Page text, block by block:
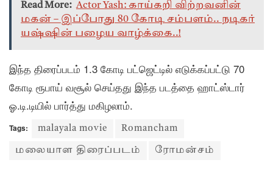
Read More: Actor Yash: காய்கறி விற்றவனின்
மகன் – இப்போது 80 கோடி சம்பளம்.. நடிகர்
யஷ்ஷின் பழைய வாழ்க்கை..!
இந்த திரைப்படம் 1.3 கோடி பட்ஜெட்டில் எடுக்கப்பட்டு 70
கோடி ரூபாய் வசூல் செய்தது இந்த படத்தை ஹாட்ஸ்டார்
ஓ.டி.டியில் பார்த்து மகிழலாம்.
Tags: malayala movie Romancham
மலையாள திரைப்படம் ரோமன்சம்